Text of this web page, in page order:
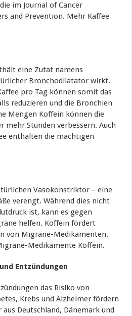
im Journal of Cancer
and Prevention. Mehr Kaffee
eine Zutat namens
Bronchodilatator wirkt.
pro Tag können somit das
reduzieren und die Bronchien
Mengen Koffein können die
mehr Stunden verbessern. Auch
enthalten die mächtigen
Vasokonstriktor – eine
verengt. Während dies nicht
ist, kann es gegen
helfen. Koffein fördert
von Migräne-Medikamenten.
Medikamente Koffein.
Entzündungen
das Risiko von
Krebs und Alzheimer fördern
Deutschland, Dänemark und